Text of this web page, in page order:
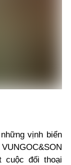
vịnh biển
cuộc đối thoại